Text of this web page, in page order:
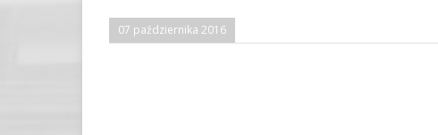
07 października 2016